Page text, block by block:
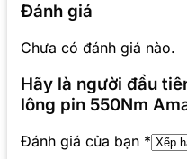
Đánh giá
Chưa có đánh giá nào.
Hãy là người đầu
lông pin 550Nm
Đánh giá của bạn *